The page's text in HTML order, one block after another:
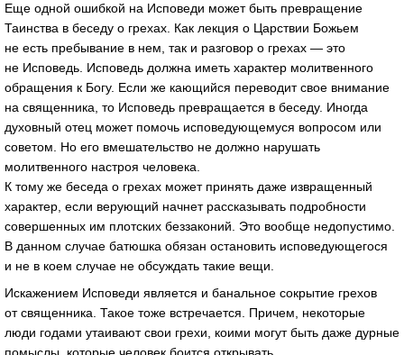
Еще одной ошибкой на Исповеди может быть превращение
Таинства в беседу о грехах. Как лекция о Царствии Божьем
не есть пребывание в нем, так и разговор о грехах — это
не Исповедь. Исповедь должна иметь характер молитвенного
обращения к Богу. Если же кающийся переводит свое внимание
на священника, то Исповедь превращается в беседу. Иногда
духовный отец может помочь исповедующемуся вопросом или
советом. Но его вмешательство не должно нарушать
молитвенного настроя человека.
К тому же беседа о грехах может принять даже извращенный
характер, если верующий начнет рассказывать подробности
совершенных им плотских беззаконий. Это вообще недопустимо.
В данном случае батюшка обязан остановить исповедующегося
и не в коем случае не обсуждать такие вещи.
Искажением Исповеди является и банальное сокрытие грехов
от священника. Такое тоже встречается. Причем, некоторые
люди годами утаивают свои грехи, коими могут быть даже дурные